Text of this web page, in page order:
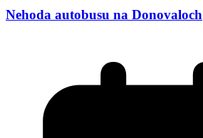
Nehoda autobusu na Donovaloch